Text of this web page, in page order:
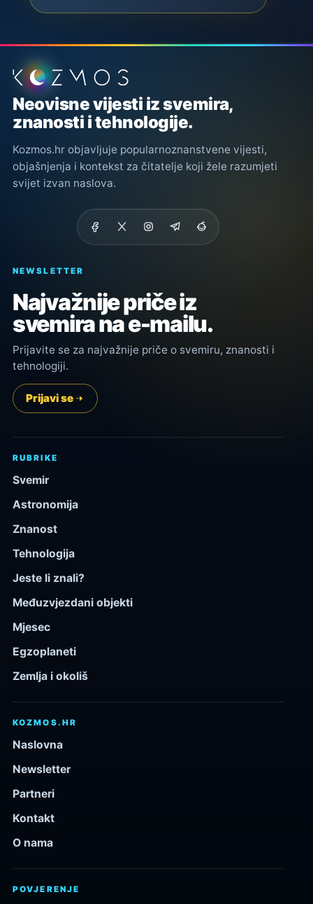
Podnožje stranice
Neovisne vijesti iz svemira,
znanosti i tehnologije.
Kozmos.hr objavljuje popularnoznanstvene vijesti,
objašnjenja i kontekst za čitatelje koji žele razumjeti
svijet izvan naslova.
NEWSLETTER
Najvažnije priče iz
svemira na e-mailu.
Prijavite se za najvažnije priče o svemiru, znanosti i
tehnologiji.
Prijavi se
RUBRIKE
Svemir
Astronomija
Znanost
Tehnologija
Jeste li znali?
Međuzvjezdani objekti
Mjesec
Egzoplaneti
Zemlja i okoliš
KOZMOS.HR
Naslovna
Newsletter
Partneri
Kontakt
O nama
POVJERENJE